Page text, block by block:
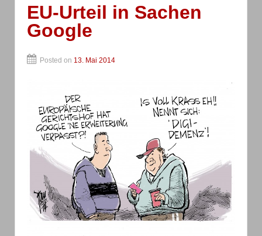
EU-Urteil in Sachen
Google
Posted on 13. Mai 2014